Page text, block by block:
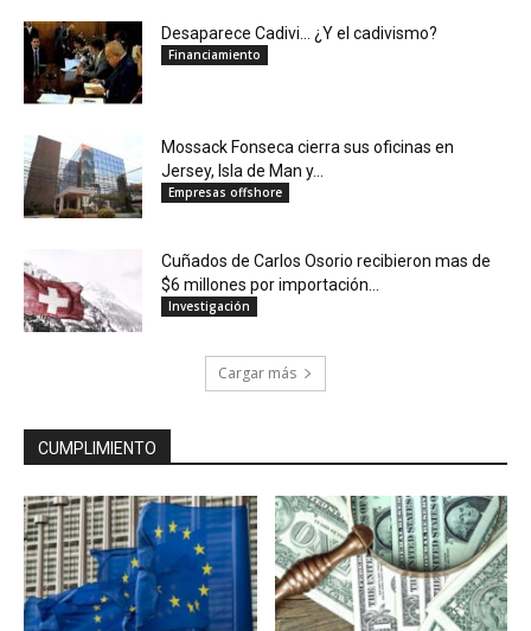
Desaparece Cadivi… ¿Y el cadivismo?
Financiamiento
Mossack Fonseca cierra sus oficinas en
Jersey, Isla de Man y...
Empresas offshore
Cuñados de Carlos Osorio recibieron mas de
$6 millones por importación...
Investigación
Cargar más
CUMPLIMIENTO